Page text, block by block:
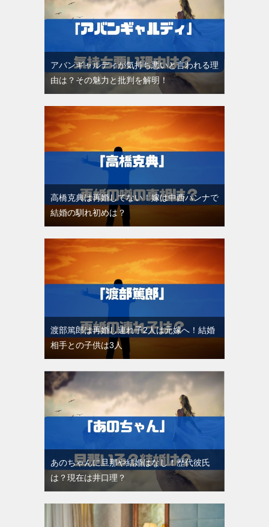
アバンギャルディが気持ち悪いと言われる理
由は？その魅力と批判を解明！
高橋克典は再婚してない！嫁は中西ハンナで
結婚の馴れ初めは？
渡部篤郎は再婚し連れ子2人は元嫁へ！結婚
相手との子供は3人
あのちゃんに旦那や結婚はなし！歴代彼氏
は？現在は井口理？